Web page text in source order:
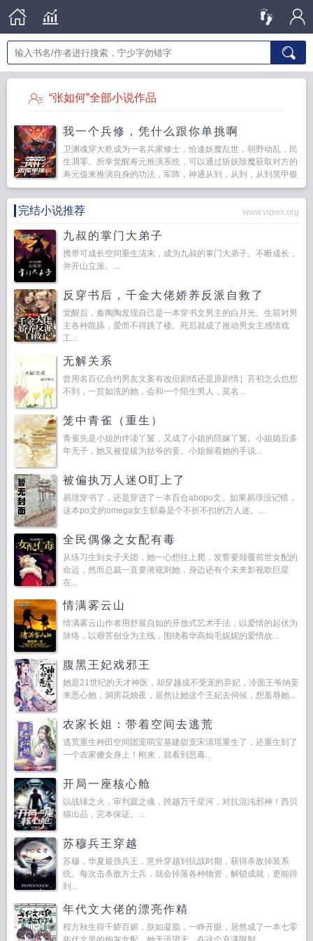
“张如何”全部小说作品
我一个兵修，凭什么跟你单挑啊
卫渊魂穿大乾成为一名兵家修士，恰逢妖魔乱世，朝野动乱，民
生凋零。所幸觉醒寿元推演系统，可以通过斩妖除魔获取对方的
寿元值来推演自身的功法，军阵，神通从到，从到，从到黑甲银
袍的卫渊左手扶刀，右手持戟，傲然屹立于祥云之上，身后是...
完结小说推荐 www.vipwx.org
九叔的掌门大弟子
携带可成长空间重生清末，成为九叔的掌门大弟子。不断成长，
并开山立派。...
反穿书后，千金大佬娇养反派自救了
觉醒后，秦陶陶发现自己是一本穿书文男主的白月光。生前对男
主各种跪舔，爱而不得跳了楼。死后就成了推动男女主感情戏
工...
无解关系
曾用名百亿合约男友文案有改但剧情还是原剧情］言初怎么也想
不到，一贫如洗的她，会和一个陌生男人，莫名...
笼中青雀（重生）
青雀先是小姐的伴读丫鬟，又成了小姐的陪嫁丫鬟。小姐婚后多
年无子，她又被提拔为姑爷的妾。小姐握着她的手说...
被偏执万人迷O盯上了
易璟穿书了，还是穿进了一本百合abopo文。如果易璟没记错，
这本po文的omega女主郁淼是个不折不扣的万人迷。...
全民偶像之女配有毒
从练习生到女子天团，她一心想往上爬，发誓要颠覆前世女配的
命运，然而总裁一直要潜规则她，身边还有个未来影视歌巨星
在...
情满雾云山
情满雾云山作者用舒展自如的开放式艺术手法，以爱情的起伏为
脉络，以艰苦创业为主线，围绕着华高灿毛妮妮的爱情故...
腹黑王妃戏邪王
她是21世纪的天才神医，却穿越成不受宠的弃妃，冷面王爷纳妾
来恶心她，洞房花烛夜，居然让她这个王妃去伺候，想羞辱她...
农家长姐：带着空间去逃荒
逃荒重生种田空间团宠萌宝基建甜宠宋清瑶重生了，还重生到了
一个农家傻女身上！刚来，就看到恶毒...
开局一座核心舱
以战锤之火，审判庭之魂，跨越万千星河，对抗混沌邪神！西贝
猫出品，完本保证。...
苏穆兵王穿越
苏穆，华夏最强兵王，意外穿越到抗战时期，获得杀敌掉装系
统。每次击杀敌方士兵，就会掉落各种物资，解锁成就，更能得
到...
年代文大佬的漂亮作精
程方秋生得千娇百媚，肤如凝脂，一睁开眼，居然成了一本七零